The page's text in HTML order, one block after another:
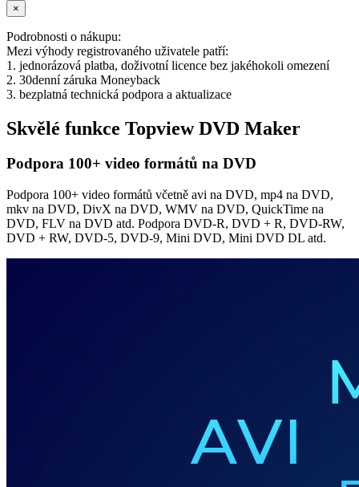
×
Podrobnosti o nákupu:
Mezi výhody registrovaného uživatele patří:
1. jednorázová platba, doživotní licence bez jakéhokoli omezení
2. 30denní záruka Moneyback
3. bezplatná technická podpora a aktualizace
Skvělé funkce Topview DVD Maker
Podpora 100+ video formátů na DVD
Podpora 100+ video formátů včetně avi na DVD, mp4 na DVD,
mkv na DVD, DivX na DVD, WMV na DVD, QuickTime na
DVD, FLV na DVD atd. Podpora DVD-R, DVD + R, DVD-RW,
DVD + RW, DVD-5, DVD-9, Mini DVD, Mini DVD DL atd.